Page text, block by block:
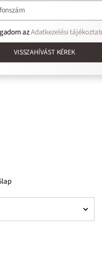
azAdatkezelési
VISSZAHÍVÁST KÉREK